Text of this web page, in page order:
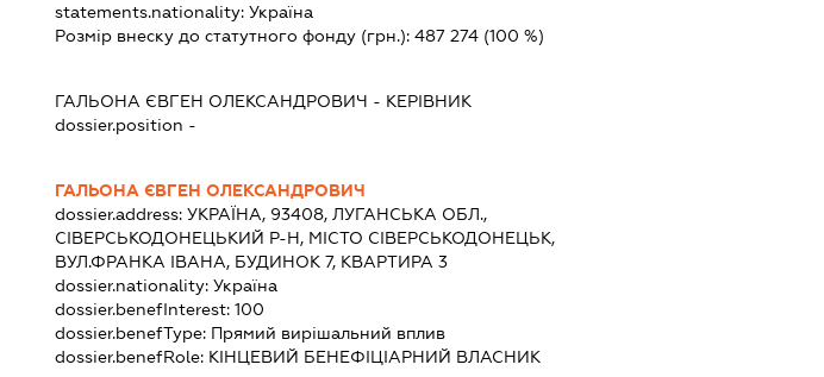
statements.nationality: Україна
Розмір внеску до статутного фонду (грн.): 487 274(100 %)
ГАЛЬОНА ЄВГЕН ОЛЕКСАНДРОВИЧ - КЕРІВНИК
dossier.position -
ГАЛЬОНА ЄВГЕН ОЛЕКСАНДРОВИЧ
dossier.address: УКРАЇНА, 93408, ЛУГАНСЬКА ОБЛ.,
СІВЕРСЬКОДОНЕЦЬКИЙ Р-Н, МІСТО СІВЕРСЬКОДОНЕЦЬК,
ВУЛ.ФРАНКА ІВАНА, БУДИНОК 7, КВАРТИРА 3
dossier.nationality: Україна
dossier.benefInterest: 100
dossier.benefType: Прямий вирішальний вплив
dossier.benefRole: КІНЦЕВИЙ БЕНЕФІЦІАРНИЙ ВЛАСНИК